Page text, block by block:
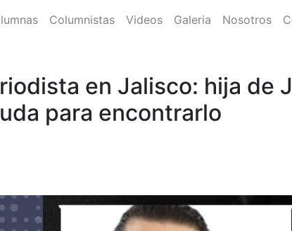
Columnistas Videos Galeria Nosotros
en Jalisco: hija de
para encontrarlo